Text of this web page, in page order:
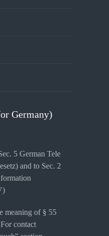
Germany)
5 German Tele
and to Sec. 2
meaning of § 55
contact